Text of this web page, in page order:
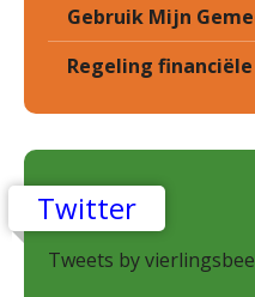
Gebruik Mijn
Regeling
Twitter
Tweets by